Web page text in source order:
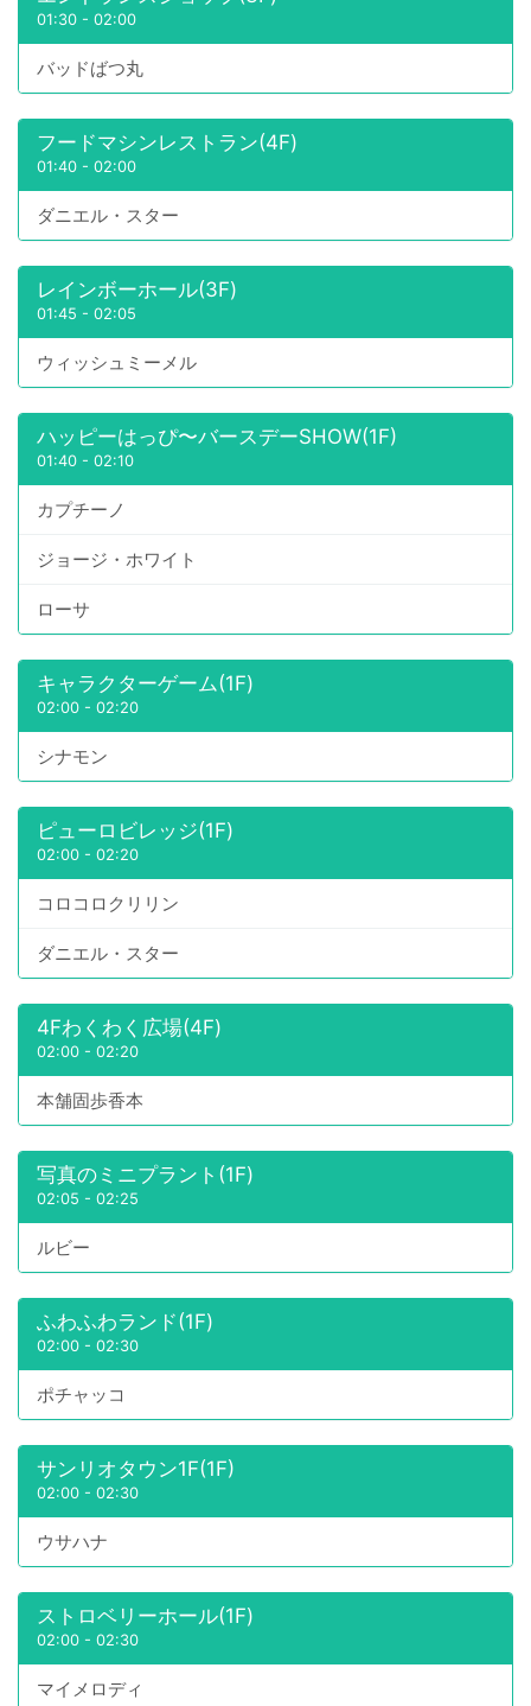
01:30 - 02:00
バッドばつ丸
フードマシンレストラン(4F)
01:40 - 02:00
ダニエル・スター
レインボーホール(3F)
01:45 - 02:05
ウィッシュミーメル
ハッピーはっぴ〜バースデーSHOW(1F)
01:40 - 02:10
カプチーノ
ジョージ・ホワイト
ローサ
キャラクターゲーム(1F)
02:00 - 02:20
シナモン
ピューロビレッジ(1F)
02:00 - 02:20
コロコロクリリン
ダニエル・スター
4Fわくわく広場(4F)
02:00 - 02:20
本舗固歩香本
写真のミニプラント(1F)
02:05 - 02:25
ルビー
ふわふわランド(1F)
02:00 - 02:30
ポチャッコ
サンリオタウン1F(1F)
02:00 - 02:30
ウサハナ
ストロベリーホール(1F)
02:00 - 02:30
マイメロディ